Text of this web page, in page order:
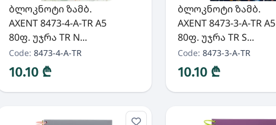
ბლოკნოტი ზამბ.
AXENT 8473-4-A-TR A5
80ფ. უჯრა TR N...
Code: 8473-4-A-TR
10.10 ₾
ბლოკნოტი ზამბ.
AXENT 8473-3-A-TR A5
80ფ. უჯრა TR S...
Code: 8473-3-A-TR
10.10 ₾